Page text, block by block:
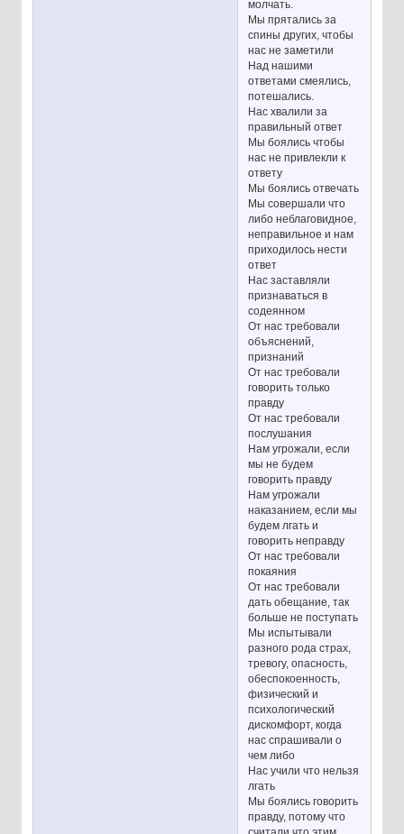
молчать.
Мы прятались за
спины других, чтобы
нас не заметили
Над нашими
ответами смеялись,
потешались.
Нас хвалили за
правильный ответ
Мы боялись чтобы
нас не привлекли к
ответу
Мы боялись отвечать
Мы совершали что
либо неблаговидное,
неправильное и нам
приходилось нести
ответ
Нас заставляли
признаваться в
содеянном
От нас требовали
объяснений,
признаний
От нас требовали
говорить только
правду
От нас требовали
послушания
Нам угрожали, если
мы не будем
говорить правду
Нам угрожали
наказанием, если мы
будем лгать и
говорить неправду
От нас требовали
покаяния
От нас требовали
дать обещание, так
больше не поступать
Мы испытывали
разного рода страх,
тревогу, опасность,
обеспокоенность,
физический и
психологический
дискомфорт, когда
нас спрашивали о
чем либо
Нас учили что нельзя
лгать
Мы боялись говорить
правду, потому что